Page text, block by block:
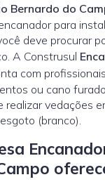
Bernardo do
para
deve procurar
A Construsul
com
ou cano
realizar vedações
(branco).